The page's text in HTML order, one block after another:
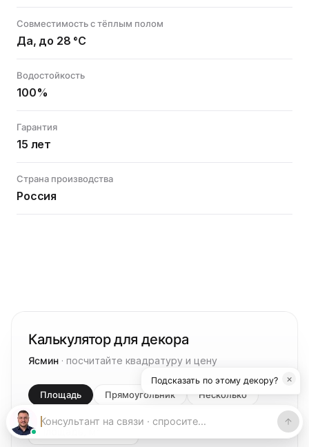
Совместимость с тёплым полом
Да, до 28 °C
Водостойкость
100%
Гарантия
15 лет
Страна производства
Россия
Калькулятор для декора
Ясмин · посчитайте квадратуру и цену
Площадь Прямоугольник Несколько
Подсказать по этому декору? ×